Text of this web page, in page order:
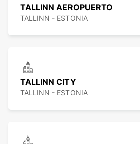
TALLINN AEROPUERTO
TALLINN - ESTONIA
TALLINN CITY
TALLINN - ESTONIA